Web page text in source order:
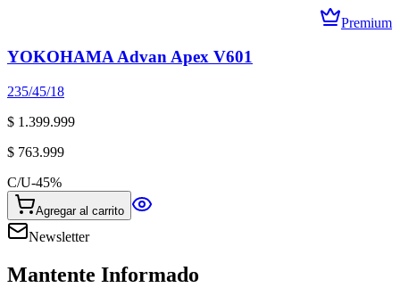
Premium
YOKOHAMA Advan Apex V601
235/45/18
$ 1.399.999
$ 763.999
C/U-45%
Agregar al carrito
Newsletter
Mantente Informado